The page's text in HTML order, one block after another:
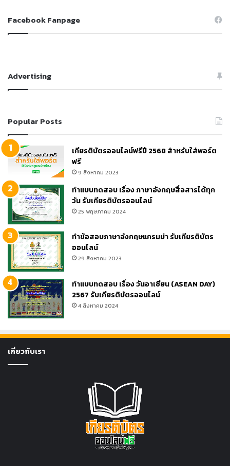
Facebook Fanpage
Advertising
Popular Posts
เกียรติบัตรออนไลน์ฟรีปี 2568 สำหรับใส่พอร์ต
ฟรี
9 สิงหาคม 2023
ทำแบบทดสอบ เรื่อง ภาษาอังกฤษสื่อสารได้ทุก
วัน รับเกียรติบัตรออนไลน์
25 พฤษภาคม 2024
ทำข้อสอบภาษาอังกฤษแกรมม่า รับเกียรติบัตร
ออนไลน์
29 สิงหาคม 2023
ทำแบบทดสอบ เรื่อง วันอาเซียน (ASEAN DAY)
2567 รับเกียรติบัตรออนไลน์
4 สิงหาคม 2024
เกี่ยวกับเรา